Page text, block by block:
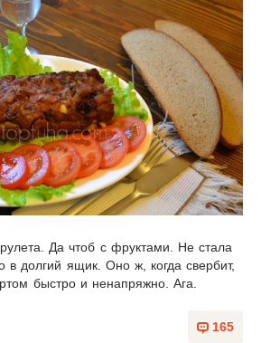
Да чтоб с фруктами. Не стала
в долгий ящик. Оно ж, когда свербит,
быстро и ненапряжно. Ага.
165